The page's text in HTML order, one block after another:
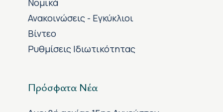
Ανακοινώσεις - Εγκύκλιοι
Βίντεο
Ρυθμίσεις Ιδιωτικότητας
Πρόσφατα Νέα